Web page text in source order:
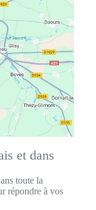
et dans
toute la
répondre à vos